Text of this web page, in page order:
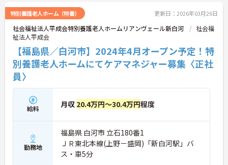
特別養護老人ホーム（特養） 更新日：2026年03月26日
社会福祉法人平成会特別養護老人ホームリアンヴェール新白河
社会福
祉法人平成会
【福島県／白河市】2024年4月オープン予定！特
別養護老人ホームにてケアマネジャー募集〈正社
員〉
給料 月収 20.4万円～30.4万円程度
勤務地
福島県 白河市 立石180番1
ＪＲ東北本線(上野－盛岡)「新白河駅」バ
ス・車5分